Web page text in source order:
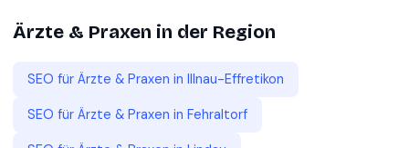
Ärzte & Praxen in der Region
SEO für Ärzte & Praxen in Illnau-Effretikon
SEO für Ärzte & Praxen in Fehraltorf